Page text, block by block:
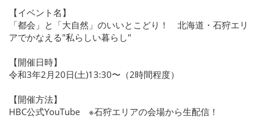
【イベント名】
「都会」と「大自然」のいいとこどり！ 北海道・石狩エリ
アでかなえる"私らしい暮らし"
【開催日時】
令和3年2月20日(土)13:30〜（2時間程度）
【開催方法】
HBC公式YouTube ※石狩エリアの会場から生配信！